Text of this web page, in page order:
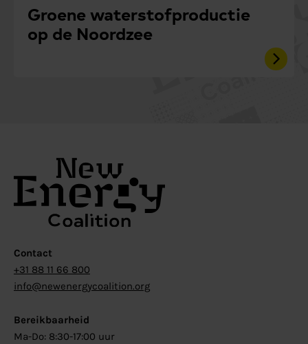
Groene waterstofproductie
op de Noordzee
Contact
+31 88 11 66 800
info@newenergycoalition.org
Bereikbaarheid
Ma-Do: 8:30-17:00 uur